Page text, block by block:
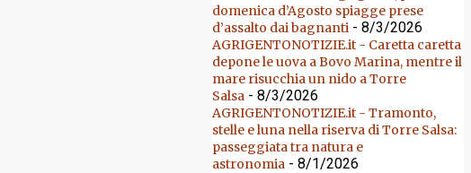
domenica d’Agosto spiagge prese
d’assalto dai bagnanti - 8/3/2026
AGRIGENTONOTIZIE.it - Caretta caretta
depone le uova a Bovo Marina, mentre il
mare risucchia un nido a Torre
Salsa - 8/3/2026
AGRIGENTONOTIZIE.it - Tramonto,
stelle e luna nella riserva di Torre Salsa:
passeggiata tra natura e
astronomia - 8/1/2026